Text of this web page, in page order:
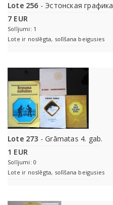
Lote 256 - Эстонская графика
7 EUR
Solījumi: 1
Lote ir noslēgta, solīšana beigusies
Lote 273 - Grāmatas 4. gab.
1 EUR
Solījumi: 0
Lote ir noslēgta, solīšana beigusies